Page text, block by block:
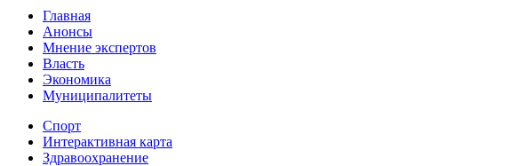
Главная
Анонсы
Мнение экспертов
Власть
Экономика
Муниципалитеты
Спорт
Интерактивная карта
Здравоохранение